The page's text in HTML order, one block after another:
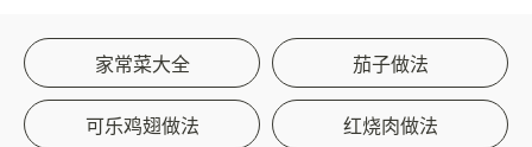
家常菜大全 茄子做法
可乐鸡翅做法 红烧肉做法